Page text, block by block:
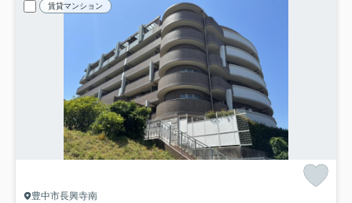
賃貸マンション
豊中市長興寺南